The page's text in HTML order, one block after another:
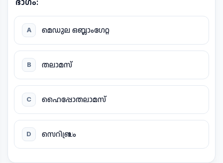
ഭാഗം:
A മെഡുല ഒബ്ലാംഗേറ്റ
B തലാമസ്
C ഹൈപ്പോതലാമസ്
D സെറിബ്രം